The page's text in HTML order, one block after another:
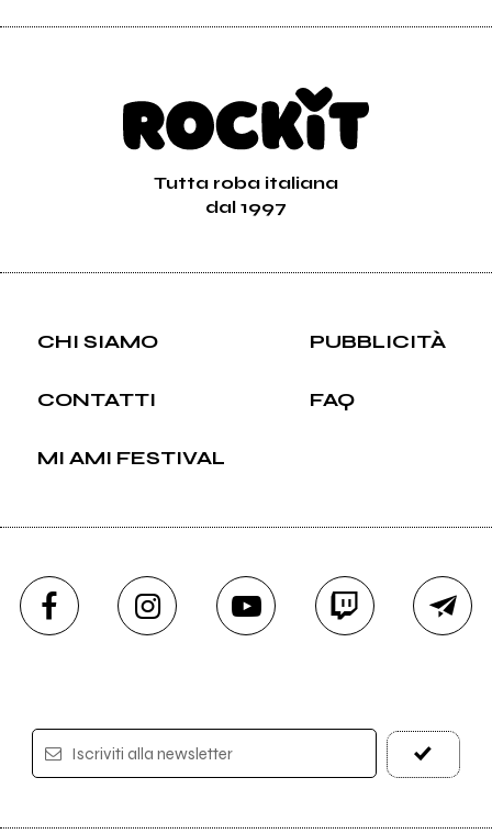
Tutta roba italiana
dal 1997
CHI SIAMO PUBBLICITÀ
CONTATTI FAQ
MI AMI FESTIVAL
Iscriviti alla newsletter